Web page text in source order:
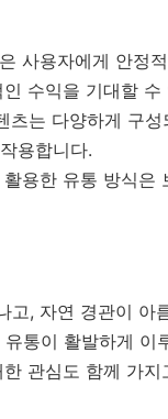
사용자에게 안정
수익을 기대할 수
츠는 다양하게 구
용합니다.
용한 유통 방식은
고, 자연 경관이
통이 활발하게
관심도 함께 가지